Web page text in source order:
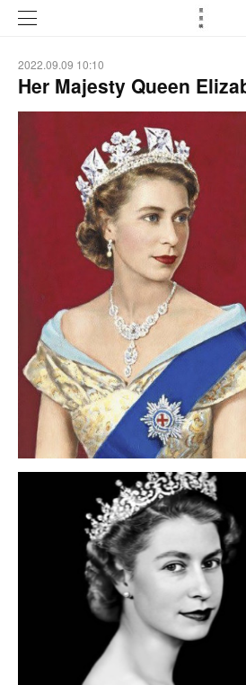
2022.09.09 10:10
Her Majesty Queen